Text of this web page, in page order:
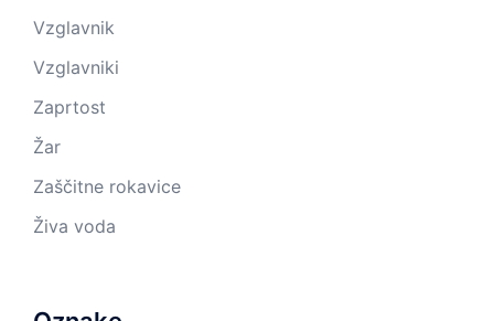
Vzglavnik
Vzglavniki
Zaprtost
Žar
Zaščitne rokavice
Živa voda